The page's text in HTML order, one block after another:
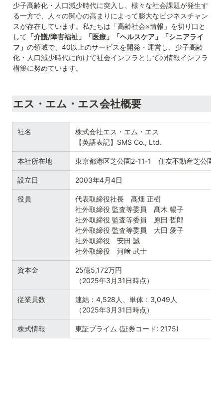
少子高齢化・人口減少時代に突入し、様々な社会課題が発生す
る一方で、人々の関心の高まりによって膨大なビジネスチャン
スが存在しています。私たちは「高齢社会×情報」を切り口と
して 「介護/障害福祉」「医療」「ヘルスケア」「シニアライ
フ」 の領域で、40以上のサービスを開発・運営し、少子高齢
化・人口減少時代に向けて社会インフラとしての情報インフラ
構築に努めています。
エス・エム・エス会社概要
社名
株式会社エス・エム・エス
【英語表記】SMS Co., Ltd.
本社所在地 東京都港区芝公園2-11-1　住友不動産芝公園タ
設立日 2003年4月4日
役員
代表取締役社長　髙畑 正樹
社外取締役 監査等委員　髙木 暢子
社外取締役 監査等委員　原田 哲郎
社外取締役 監査等委員　大田 愛子
社外取締役　安田 誠
社外取締役　河﨑 武士
資本金
25億5,172万円
（2025年3月31日時点）
従業員数
連結：4,528人、単体：3,049人
（2025年3月31日時点）
株式情報 東証プライム (証券コード: 2175)